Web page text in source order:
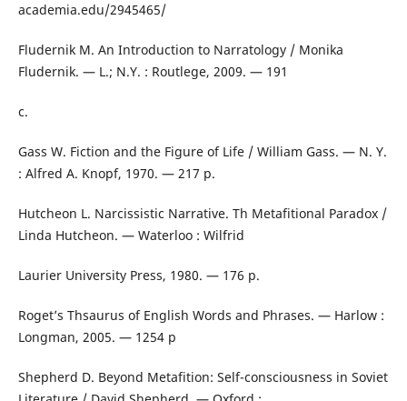
academia.edu/2945465/
Fludernik M. An Introduction to Narratology / Monika
Fludernik. — L.; N.Y. : Routlege, 2009. — 191
c.
Gass W. Fiction and the Figure of Life / William Gass. — N. Y.
: Alfred A. Knopf, 1970. — 217 p.
Hutcheon L. Narcissistic Narrative. Th Metafitional Paradox /
Linda Hutcheon. — Waterloo : Wilfrid
Laurier University Press, 1980. — 176 p.
Roget’s Thsaurus of English Words and Phrases. — Harlow :
Longman, 2005. — 1254 p
Shepherd D. Beyond Metafition: Self-consciousness in Soviet